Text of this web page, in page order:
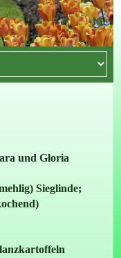
und Gloria
Sieglinde;